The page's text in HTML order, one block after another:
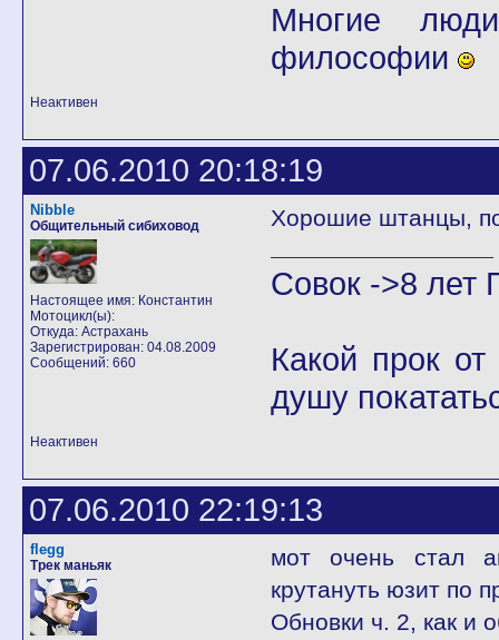
Многие
философии
Неактивен
07.06.2010 20:18:19
Nibble
Общительный сибиховод
Настоящее имя: Константин
Мотоцикл(ы):
Откуда: Астрахань
Зарегистрирован: 04.08.2009
Сообщений: 660
Хорошие штанцы,
Совок ->8 лет
Какой прок
душу
Неактивен
07.06.2010 22:19:13
flegg
Трек маньяк
мот очень стал
крутануть юзит по
Обновки ч. 2, как и